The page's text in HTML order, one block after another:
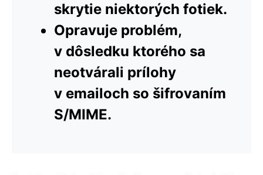
skrytie niektorých fotiek.
Opravuje problém,
v dôsledku ktorého sa
neotvárali prílohy
v emailoch so šifrovaním
S/MIME.